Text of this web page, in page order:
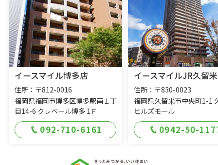
イースマイル博多店
住所：〒812-0016
福岡県福岡市博多区博多駅南１丁
目14-6 クレベール博多 1Ｆ
092-710-6161
イースマイルJR久留
住所：〒830-0023
福岡県久留米市中央町1-1
ヒルズモール
0942-50-